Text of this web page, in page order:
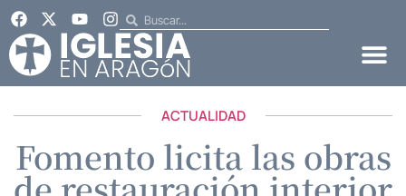
ACTUALIDAD
Fomento licita las obras